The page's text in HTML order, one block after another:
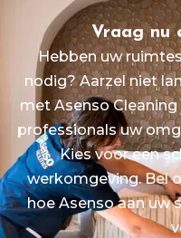
Vraag nu
Hebben uw
nodig? Aarzel niet
met Asenso
professionals uw
Kies voor een
werkomgeving. Bel
hoe Asenso aan uw